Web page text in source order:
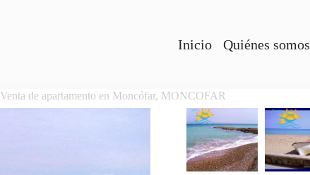
Inicio Quiénes somos
Venta de apartamento en Moncófar, MONCOFAR